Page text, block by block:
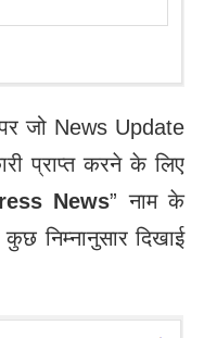
जो News Update
प्राप्त करने के लिए
News” नाम के
निम्नानुसार दिखाई